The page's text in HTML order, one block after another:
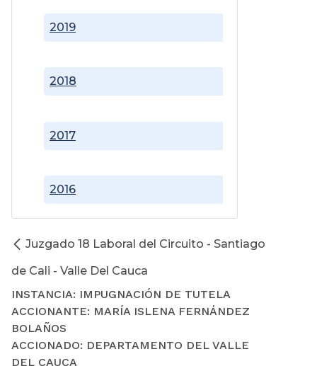
2016
2017
2018
2019
Juzgado 18 Laboral del Circuito - Santiago
de Cali - Valle Del Cauca
INSTANCIA: IMPUGNACIÓN DE TUTELA
ACCIONANTE: MARÍA ISLENA FERNÁNDEZ
BOLAÑOS
ACCIONADO: DEPARTAMENTO DEL VALLE
DEL CAUCA